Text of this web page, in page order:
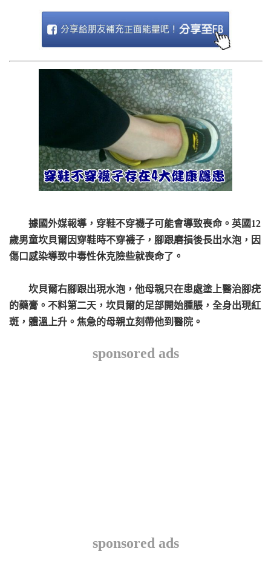
據國外媒報導，穿鞋不穿襪子可能會導致喪命。英國12
歲男童坎貝爾因穿鞋時不穿襪子，腳跟磨損後長出水泡，因
傷口感染導致中毒性休克險些就喪命了。
坎貝爾右腳跟出現水泡，他母親只在患處塗上醫治腳疣
的藥膏。不料第二天，坎貝爾的足部開始腫脹，全身出現紅
斑，體溫上升。焦急的母親立刻帶他到醫院。
sponsored ads
sponsored ads